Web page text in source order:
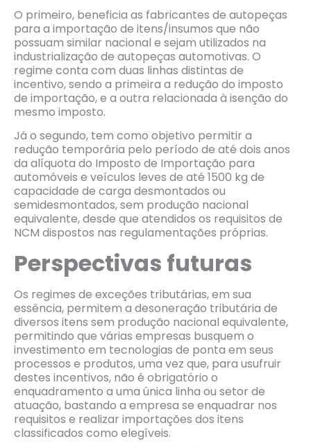
O primeiro, beneficia as fabricantes de autopeças
para a importação de itens/insumos que não
possuam similar nacional e sejam utilizados na
industrialização de autopeças automotivas. O
regime conta com duas linhas distintas de
incentivo, sendo a primeira a redução do imposto
de importação, e a outra relacionada à isenção do
mesmo imposto.
Já o segundo, tem como objetivo permitir a
redução temporária pelo período de até dois anos
da alíquota do Imposto de Importação para
automóveis e veículos leves de até 1500 kg de
capacidade de carga desmontados ou
semidesmontados, sem produção nacional
equivalente, desde que atendidos os requisitos de
NCM dispostos nas regulamentações próprias.
Perspectivas futuras
Os regimes de exceções tributárias, em sua
essência, permitem a desoneração tributária de
diversos itens sem produção nacional equivalente,
permitindo que várias empresas busquem o
investimento em tecnologias de ponta em seus
processos e produtos, uma vez que, para usufruir
destes incentivos, não é obrigatório o
enquadramento a uma única linha ou setor de
atuação, bastando a empresa se enquadrar nos
requisitos e realizar importações dos itens
classificados como elegíveis.